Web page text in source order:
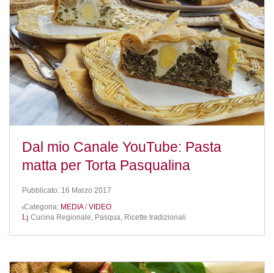
Dal mio Canale YouTube: Pasta
matta per Torta Pasqualina
Pubblicato: 16 Marzo 2017
Categoria: MEDIA/VIDEO
Cucina Regionale, Pasqua, Ricette tradizionali